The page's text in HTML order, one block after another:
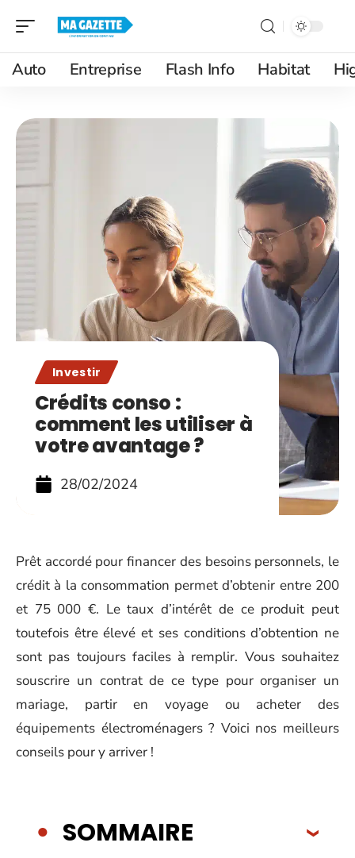
Auto Entreprise Flash Info Habitat
Investir
Crédits conso :
comment les utiliser à
votre avantage ?
28/02/2024
Prêt accordé pour financer des besoins personnels, le
crédit à la consommation permet d’obtenir entre 200
et 75 000 €. Le taux d’intérêt de ce produit peut
toutefois être élevé et ses conditions d’obtention ne
sont pas toujours faciles à remplir. Vous souhaitez
souscrire un contrat de ce type pour organiser un
mariage, partir en voyage ou acheter des
équipements électroménagers ? Voici nos meilleurs
conseils pour y arriver !
SOMMAIRE